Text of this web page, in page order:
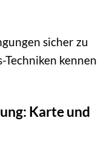
sicher zu
Techniken kennen
Karte und